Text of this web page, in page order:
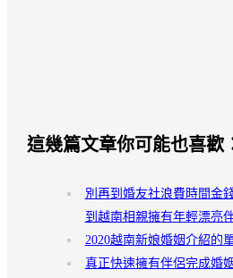
這幾篇文章你可能也喜歡
別再到婚友社浪費時間金
到越南相親擁有年輕漂亮
2020越南新娘婚姻介紹的
真正快速擁有伴侶完成婚